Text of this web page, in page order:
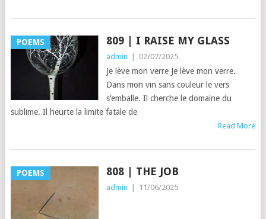
POEMS 809 | I RAISE MY GLASS
admin 02/07/2025
Je lève mon verre Je lève mon verre.
Dans mon vin sans couleur le vers
s’emballe. Il cherche le domaine du
sublime. Il heurte la limite fatale de
Read More
POEMS 808 | THE JOB
admin 11/06/2025